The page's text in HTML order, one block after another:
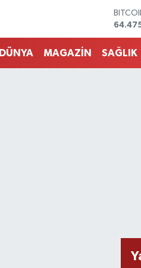
EURO
55,1336
DÜNYA MAGAZİN SAĞLIK